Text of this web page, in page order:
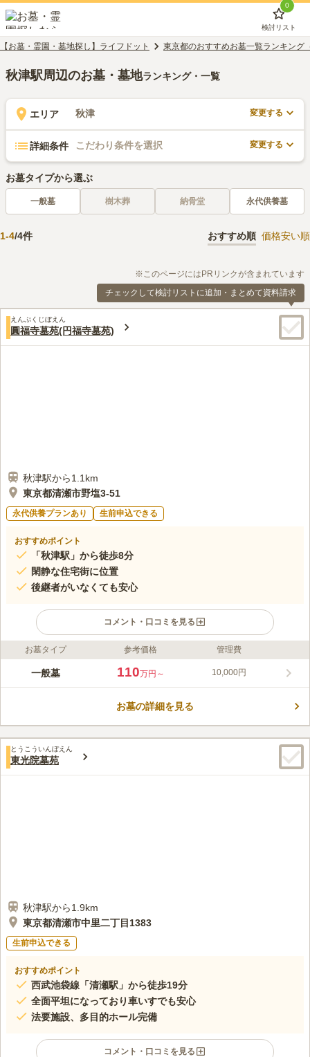
0
検討リスト
【お墓・霊園・墓地探し】ライフドット 東京都のおすすめお墓一覧ランキング
秋津駅周辺のお墓・墓地ランキング・一覧
エリア 秋津 変更する
詳細条件 こだわり条件を選択 変更する
お墓タイプから選ぶ
一般墓 樹木葬 納骨堂 永代供養墓
1-4/4件 おすすめ順 価格安い順
※このページにはPRリンクが含まれています
チェックして検討リストに追加・まとめて資料請求
えんぷくじぼえん
圓福寺墓苑(円福寺墓苑)
秋津駅から1.1km
東京都清瀬市野塩3-51
永代供養プランあり 生前申込できる
おすすめポイント
「秋津駅」から徒歩8分
閑静な住宅街に位置
後継者がいなくても安心
コメント・口コミを見る
ライフドット編集部のコメント
閑静な住宅街に位置する緑豊かな日当たりの良い明るい霊園にな
できるので、落ち着いて故人を偲ぶことができます。 西武池袋
口コミ評価
この霊園はまだ誰からも評価されていません。
お墓タイプ 参考価格 管理費
一般墓 110万円～ 10,000円
お墓の詳細を見る
とうこういんぼえん
東光院墓苑
秋津駅から1.9km
東京都清瀬市中里二丁目1383
生前申込できる
おすすめポイント
西武池袋線「清瀬駅」から徒歩19分
全面平坦になっており車いすでも安心
法要施設、多目的ホール完備
コメント・口コミを見る